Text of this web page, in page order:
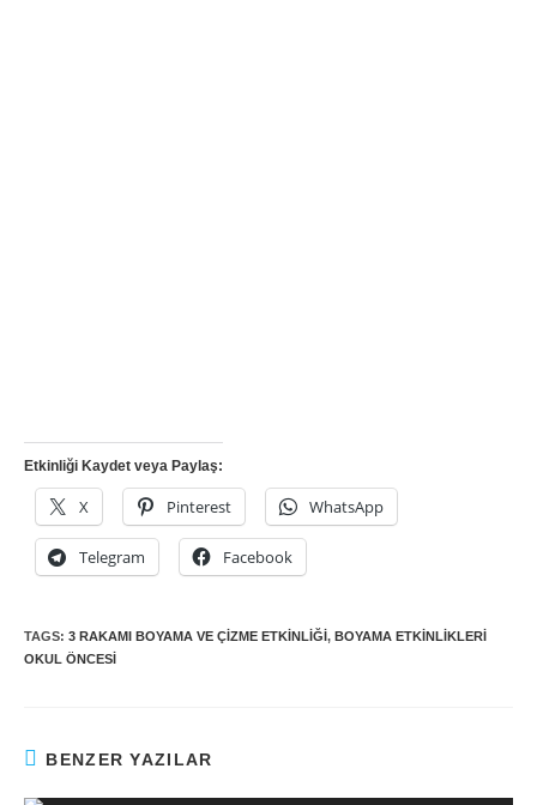
Etkinliği Kaydet veya Paylaş:
X Pinterest WhatsApp
Telegram Facebook
TAGS: 3 RAKAMI BOYAMA VE ÇIZME ETKINLIĞI , BOYAMA ETKINLIKLERI
OKUL ÖNCESI
BENZER YAZILAR